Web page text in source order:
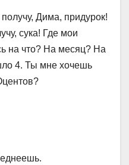
Дима, придурок!
сука! Где мои
на что? На месяц? На
4. Ты мне хочешь